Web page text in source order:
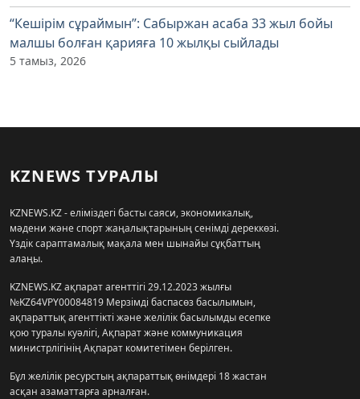
“Кешірім сұраймын”: Сабыржан асаба 33 жыл бойы
малшы болған қарияға 10 жылқы сыйлады
5 тамыз, 2026
KZNEWS ТУРАЛЫ
KZNEWS.KZ - еліміздегі басты саяси, экономикалық,
мәдени және спорт жаңалықтарының сенімді дереккөзі.
Үздік сараптамалық мақала мен шынайы сұқбаттың
алаңы.
KZNEWS.KZ ақпарат агенттігі 29.12.2023 жылғы
№KZ64VPY00084819 Мерзімді баспасөз басылымын,
ақпараттық агенттікті және желілік басылымды есепке
қою туралы куәлігі, Ақпарат және коммуникация
министрлігінің Ақпарат комитетімен берілген.
Бұл желілік ресурстың ақпараттық өнімдері 18 жастан
асқан азаматтарға арналған.